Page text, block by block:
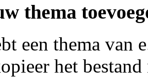
thema
een thema van
het bestand